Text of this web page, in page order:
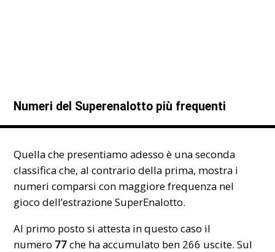
Numeri del Superenalotto più frequenti
Quella che presentiamo adesso è una seconda
classifica che, al contrario della prima, mostra i
numeri comparsi con maggiore frequenza nel
gioco dell’estrazione SuperEnalotto.
Al primo posto si attesta in questo caso il
numero 77che ha accumulato ben 266 uscite. Sul